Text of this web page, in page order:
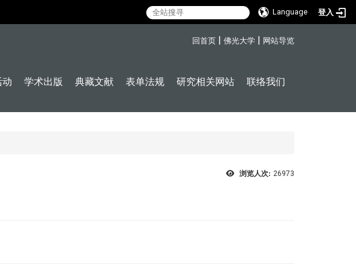
Language 登入
回首页 | 佛光大学 | 网站导览
动 学术出版 典藏文献 表单法规 研究相关网站 联络我们
浏览人次: 26973